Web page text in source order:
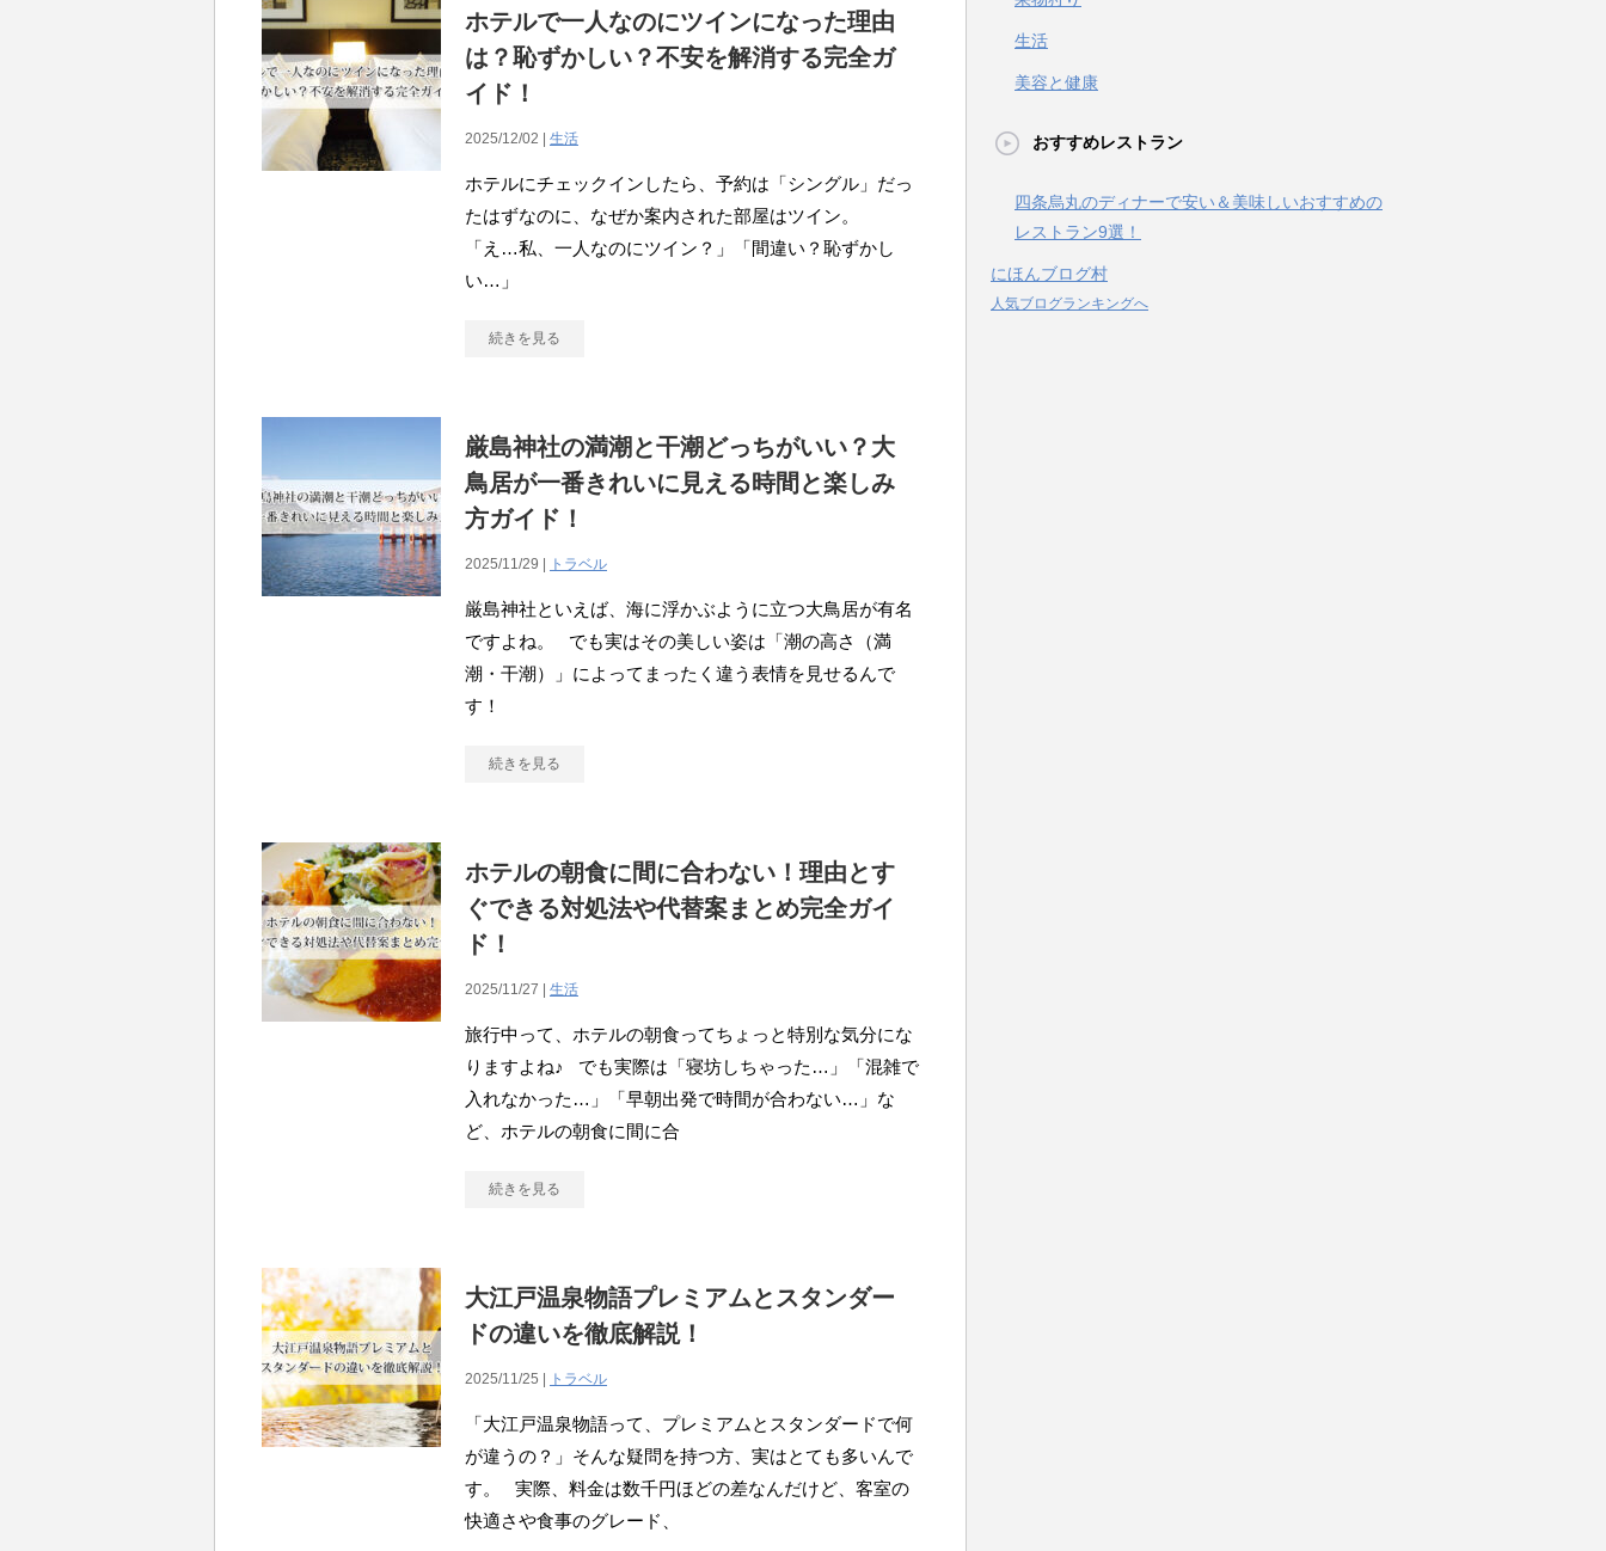
ホテルで一人なのにツインになった理由
は？恥ずかしい？不安を解消する完全ガ
イド！
2025/12/02 | 生活
ホテルにチェックインしたら、予約は「シングル」だっ
たはずなのに、なぜか案内された部屋はツイン。
「え…私、一人なのにツイン？」「間違い？恥ずかし
い…」
続きを見る
厳島神社の満潮と干潮どっちがいい？大
鳥居が一番きれいに見える時間と楽しみ
方ガイド！
2025/11/29 | トラベル
厳島神社といえば、海に浮かぶように立つ大鳥居が有名
ですよね。 でも実はその美しい姿は「潮の高さ（満
潮・干潮）」によってまったく違う表情を見せるんで
す！
続きを見る
ホテルの朝食に間に合わない！理由とす
ぐできる対処法や代替案まとめ完全ガイ
ド！
2025/11/27 | 生活
旅行中って、ホテルの朝食ってちょっと特別な気分にな
りますよね♪ でも実際は「寝坊しちゃった…」「混雑で
入れなかった…」「早朝出発で時間が合わない…」な
ど、ホテルの朝食に間に合
続きを見る
大江戸温泉物語プレミアムとスタンダー
ドの違いを徹底解説！
2025/11/25 | トラベル
「大江戸温泉物語って、プレミアムとスタンダードで何
が違うの？」そんな疑問を持つ方、実はとても多いんで
す。 実際、料金は数千円ほどの差なんだけど、客室の
快適さや食事のグレード、
生活
美容と健康
おすすめレストラン
四条烏丸のディナーで安い＆美味しいおすすめの
レストラン9選！
にほんブログ村
人気ブログランキングへ